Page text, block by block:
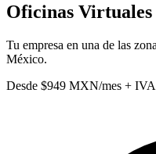
Oficinas Virtuales
Tu empresa en una de las
México.
Desde $949 MXN/mes + IVA